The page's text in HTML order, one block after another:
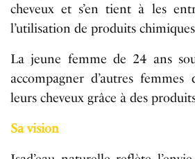
cheveux et s’en tient à les
l’utilisation de produits
La jeune femme de 24 ans
accompagner d’autres femmes
leurs cheveux grâce à des
Sa vision